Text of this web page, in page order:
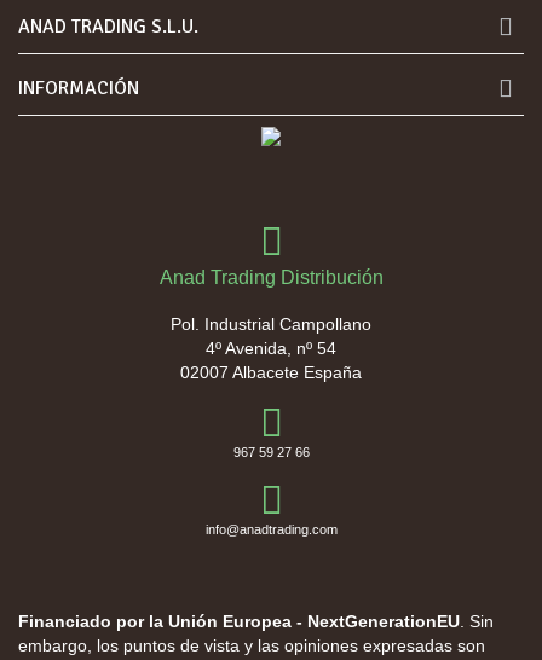
ANAD TRADING S.L.U.
INFORMACIÓN
Anad Trading Distribución
Pol. Industrial Campollano
4º Avenida, nº 54
02007 Albacete España
967 59 27 66
info@anadtrading.com
Financiado por la Unión Europea - NextGenerationEU . Sin
embargo, los puntos de vista y las opiniones expresadas son